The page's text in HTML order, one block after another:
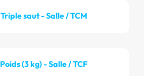
Triple saut - Salle / TCM
Poids (3 kg) - Salle / TCF